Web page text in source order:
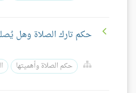
حكم تارك الصلاة وهل
حكم الصلاة وأهميتها